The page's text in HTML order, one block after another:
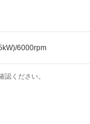
6000rpm
ください。